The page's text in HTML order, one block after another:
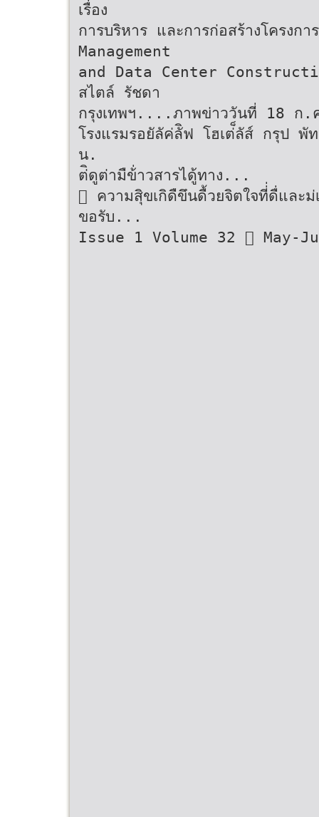
เรื่อง
การบริหาร และการก่อสร้างโคร
Management
and Data Center
สไตล์ รัชดา
กรุงเทพฯ....ภาพข่าววันที่ 18 ก
โรงแรมรอยัลัค่ลัิฟ โฮเต่็ลัส์ กรุป
น.
ต่ิดูต่ามืข้่าวสารไดู้ทาง...
 ความสิุขเกิดืขึนดื้วยจิตใจที่่ดื่และม่
ขอรับ...
Issue 1 Volume 32  May-